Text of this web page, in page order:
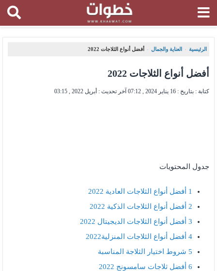
الرئيسية ، العناية والجمال ، أفضل أنواع الثلاجات 2022
أفضل أنواع الثلاجات 2022
كتابة : بتاريخ : 16 يناير 2024 , 07:12 آخر تحديث : أبريل 2022 , 03:15
جدول المحتويات
1 أفضل أنواع الثلاجات العادية 2022
2 أفضل أنواع الثلاجات الذكية 2022
3 أفضل أنواع الثلاجات الديجيتال 2022
4 أفضل أنواع الثلاجات المنزلية2022
5 شروط اختيار الثلاجة المناسبة
6 أفضل ثلاجات سامسونج 2022